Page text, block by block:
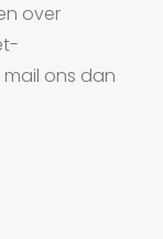
over
ons dan